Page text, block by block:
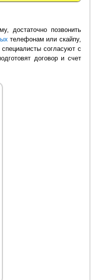
достаточно позвонить
телефонам или скайпу,
согласуют с
договор и счет